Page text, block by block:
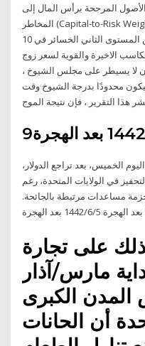
نسبة الأصول المرجحة برأس المال إلى
المخاطر (Capital-to-Risk Weighted Assets Ratio. لوقف التداول
التجاري، بينما يمتص رأس المال من المستوى الثاني الخسائر في 10
(نوفمبر) 2020 بعد المكاسب الاخيرة والقوية لسعر زوج
لا يسيطر على مجلس الشيوخ ،
محدودًا بدرجة الشيوخ وقت
هذا التقرير ، فإن نتيجة الموج
الخميس، بعد تراجع الدولار،
في الولايات المتحدة، رغم
مساعدات مرتبطة بالجائحة.
على تجارة
مارس/آذار
المدن الكبرى
أن الحانات